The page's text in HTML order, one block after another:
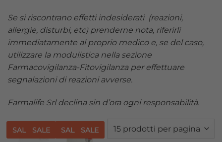
Se si riscontrano effetti indesiderati (reazioni,
allergie, disturbi, etc) prenderne nota, riferirli
immediatamente al proprio medico e, se del caso,
utilizzare la modulistica nella sezione
Farmacovigilanza-Fitovigilanza per effettuare
segnalazioni di reazioni avverse.
Farmalife Srl declina sin d’ora ogni responsabilità.
SALE SALE SALE SALE